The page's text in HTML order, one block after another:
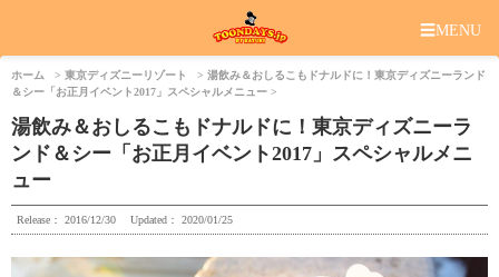
☰MENU
ホーム 東京ディズニーリゾート
湯飲み＆おしるこもドナルドに！東京ディズニーランド
＆シー「お正月イベント2017」スペシャルメニュー
湯飲み＆おしるこもドナルドに！東京ディズニーラ
ンド＆シー「お正月イベント2017」スペシャルメニ
ュー
Release： 2016/12/30 Updated： 2020/01/25